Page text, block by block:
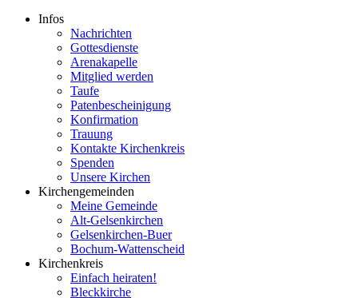
Infos
Nachrichten
Gottesdienste
Arenakapelle
Mitglied werden
Taufe
Patenbescheinigung
Konfirmation
Trauung
Kontakte Kirchenkreis
Spenden
Unsere Kirchen
Kirchengemeinden
Meine Gemeinde
Alt-Gelsenkirchen
Gelsenkirchen-Buer
Bochum-Wattenscheid
Kirchenkreis
Einfach heiraten!
Bleckkirche